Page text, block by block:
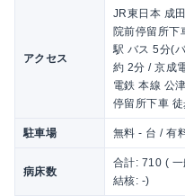
アクセス
JR東日本 成
院前停留所下
駅 バス 5分(
約 2分 / 京成
電鉄 本線 公
停留所下車
駐車場 無料 - 台 / 有
病床数
合計: 710 (
結核: -)